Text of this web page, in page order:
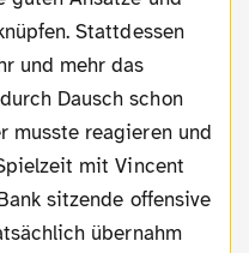
Stattdessen
und mehr das
Dausch schon
musste reagieren und
mit Vincent
sitzende offensive
übernahm